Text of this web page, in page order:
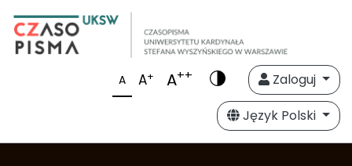
A A+ A++
Zaloguj
Język Polski